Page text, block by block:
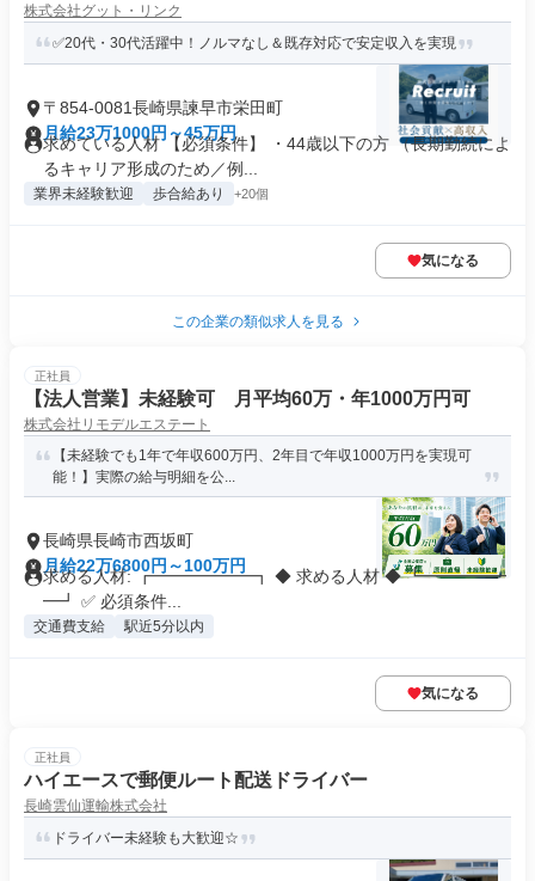
株式会社グット・リンク
✅20代・30代活躍中！ノルマなし＆既存対応で安定収入を実現
〒854-0081長崎県諫早市栄田町
月給23万1000円～45万円
求めている人材 【必須条件】 ・44歳以下の方 （長期勤続によ
るキャリア形成のため／例...
業界未経験歓迎 歩合給あり +20個
気になる
この企業の類似求人を見る
正社員
【法人営業】未経験可 月平均60万・年1000万円可
株式会社リモデルエステート
【未経験でも1年で年収600万円、2年目で年収1000万円を実現可
能！】実際の給与明細を公...
長崎県長崎市西坂町
月給22万6800円～100万円
求める人材: ┏━━━━━━┓ ◆ 求める人材 ◆ ┗━━━━━
━┛ ✅ 必須条件...
交通費支給 駅近5分以内
気になる
正社員
ハイエースで郵便ルート配送ドライバー
長崎雲仙運輸株式会社
ドライバー未経験も大歓迎☆